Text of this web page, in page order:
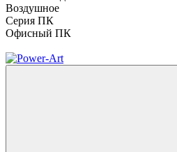
Воздушное
Серия ПК
Офисный ПК